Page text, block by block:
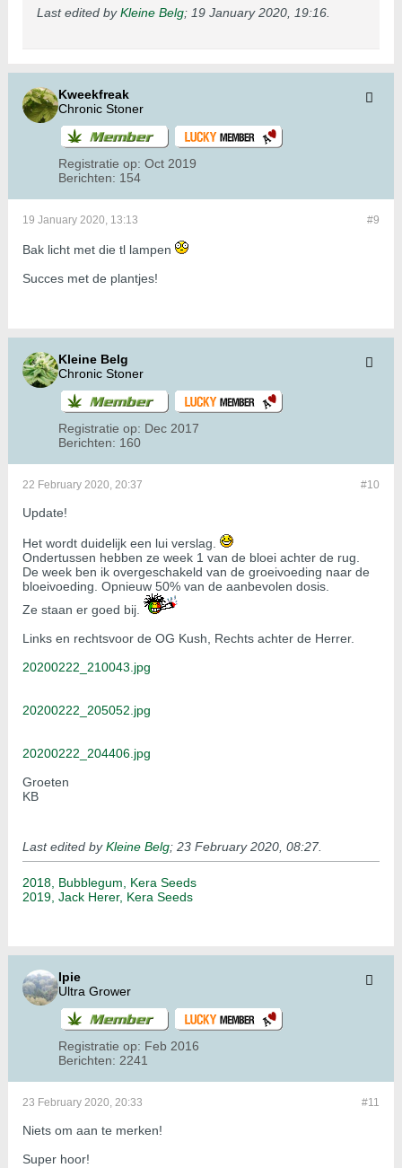
Last edited byKleine Belg; 19 January 2020, 19:16
Kweekfreak
Chronic Stoner
Registratie op: Oct 2019
Berichten: 154
#9
19 January 2020, 13:13
Bak licht met die tl lampen
Succes met de plantjes!
Kleine Belg
Chronic Stoner
Registratie op: Dec 2017
Berichten: 160
#10
22 February 2020, 20:37
Update!
Het wordt duidelijk een lui verslag.
Ondertussen hebben ze week 1 van de bloei achter de rug.
De week ben ik overgeschakeld van de groeivoeding naar de
bloeivoeding. Opnieuw 50% van de aanbevolen dosis.
Ze staan er goed bij.
Links en rechtsvoor de OG Kush, Rechts achter de Herrer.
20200222_210043.jpg
20200222_205052.jpg
20200222_204406.jpg
Groeten
KB
Last edited byKleine Belg; 23 February 2020, 08:27.
2018, Bubblegum, Kera Seeds
2019, Jack Herer, Kera Seeds
Ipie
Ultra Grower
Registratie op: Feb 2016
Berichten: 2241
#11
23 February 2020, 20:33
Niets om aan te merken!
Super hoor!